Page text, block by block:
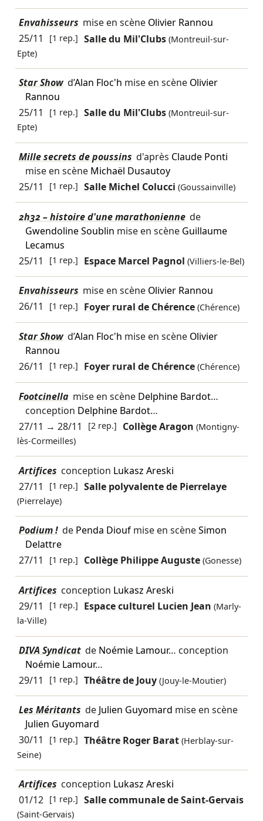
Envahisseurs mise en scène Olivier Rannou
25/11
[1 rep.] Salle du Mil'Clubs (Montreuil-sur-
Epte)
Star Show d’Alan Floc'h mise en scène Olivier
Rannou
25/11
[1 rep.] Salle du Mil'Clubs (Montreuil-sur-
Epte)
Mille secrets de poussins d'après Claude Ponti
mise en scène Michaël Dusautoy
25/11
[1 rep.] Salle Michel Colucci (Goussainville)
2h32 – histoire d'une marathonienne de
Gwendoline Soublin mise en scène Guillaume
Lecamus
25/11
[1 rep.] Espace Marcel Pagnol (Villiers-le-Bel)
Envahisseurs mise en scène Olivier Rannou
26/11
[1 rep.] Foyer rural de Chérence (Chérence)
Star Show d’Alan Floc'h mise en scène Olivier
Rannou
26/11
[1 rep.] Foyer rural de Chérence (Chérence)
Footcinella mise en scène Delphine Bardot…
conception Delphine Bardot…
27/11 → 28/11 [2 rep.] Collège Aragon (Montigny-
lès-Cormeilles)
Artifices conception Lukasz Areski
27/11
[1 rep.] Salle polyvalente de Pierrelaye
(Pierrelaye)
Podium ! de Penda Dioufmise en scèneSimon
Delattre
27/11
[1 rep.] Collège Philippe Auguste (Gonesse)
Artifices conception Lukasz Areski
29/11
[1 rep.] Espace culturel Lucien Jean (Marly-
la-Ville)
DIVA Syndicat de Noémie Lamour… conception
Noémie Lamour…
29/11
[1 rep.] Théâtre de Jouy (Jouy-le-Moutier)
Les Méritants de Julien Guyomard mise en scène
Julien Guyomard
30/11
[1 rep.] Théâtre Roger Barat (Herblay-sur-
Seine)
Artifices conception Lukasz Areski
01/12 [1 rep.] Salle communale de Saint-Gervais
(Saint-Gervais)